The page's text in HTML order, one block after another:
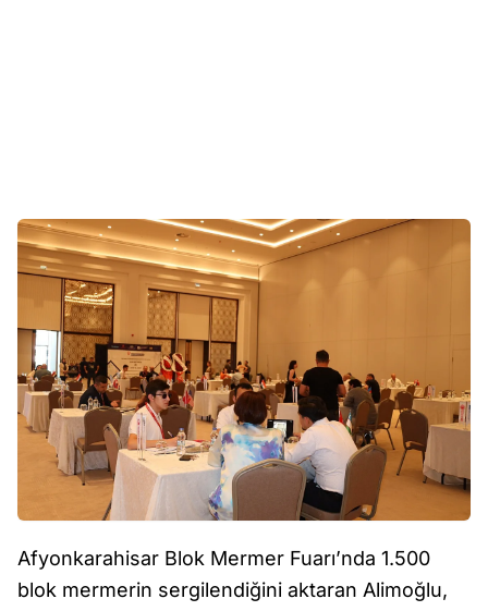
Afyonkarahisar Blok Mermer Fuarı’nda 1.500
blok mermerin sergilendiğini aktaran Alimoğlu,